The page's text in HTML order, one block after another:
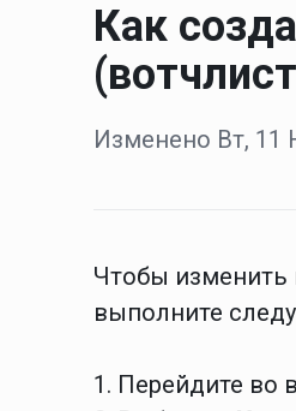
Как
Изменено Вт, 11
Чтобы изменить
выполните
1. Перейдите во